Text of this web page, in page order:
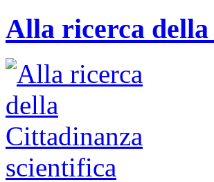
Alla ricerca